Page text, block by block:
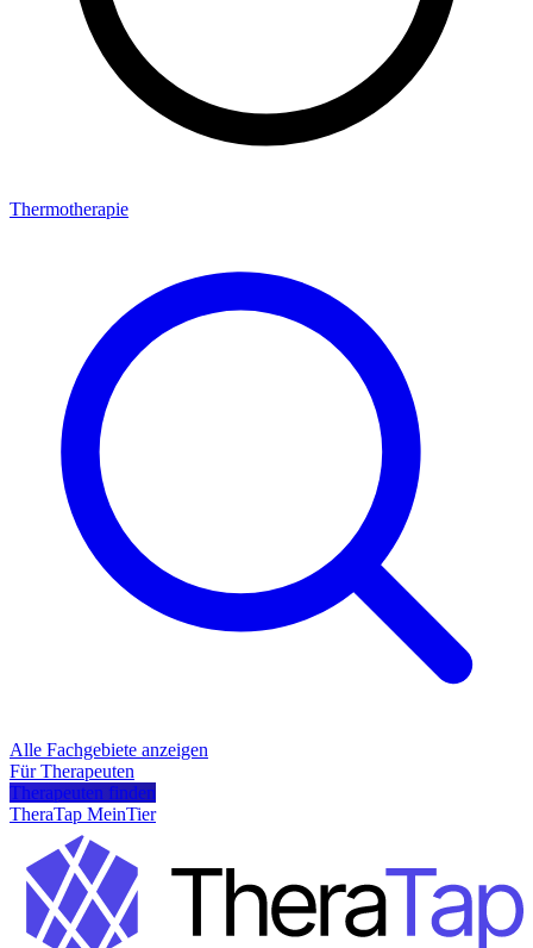
Thermotherapie
Alle Fachgebiete anzeigen
Für Therapeuten
Therapeuten finden
TheraTap MeinTier